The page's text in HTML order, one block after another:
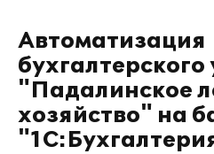
Автоматизация
"Падалинское
хозяйство" на